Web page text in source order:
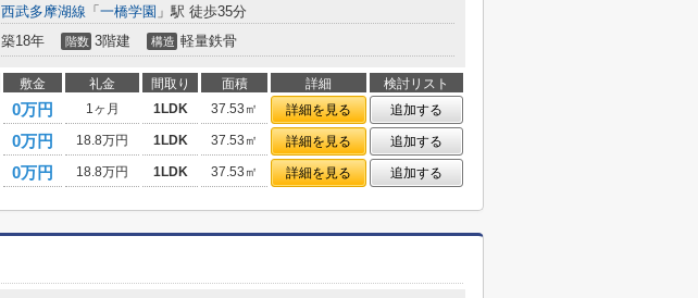
西武多摩湖線 「 一橋学園 」駅 徒歩35分
築18年 階数 3階建 構造 軽量鉄骨
敷金 礼金 間取り 面積 詳細
検討リスト
0万円 1ヶ月 1LDK 37.53㎡ 詳細を見る
追加する
0万円 18.8万円 1LDK 37.53㎡ 詳細を見る
追加する
0万円 18.8万円 1LDK 37.53㎡ 詳細を見る 追加する